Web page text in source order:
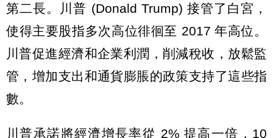
第二長。川普 (Donald Trump) 接管了白宮，
使得主要股指多次高位徘徊至 2017 年高位。
川普促進經濟和企業利潤，削減稅收，放鬆監
管，增加支出和通貨膨脹的政策支持了這些指
數。
川普承諾將經濟增長率從 2% 提高一倍，10